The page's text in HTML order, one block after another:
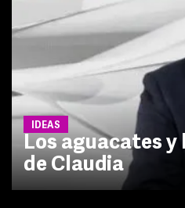
IDEAS
Los aguacates y
de Claudia